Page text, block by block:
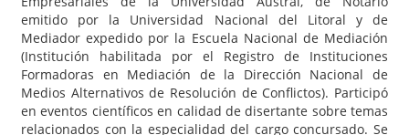
emitido por la Universidad Nacional del Litoral y de
Mediador expedido por la Escuela Nacional de Mediación
(Institución habilitada por el Registro de Instituciones
Formadoras en Mediación de la Dirección Nacional de
Medios Alternativos de Resolución de Conflictos). Participó
en eventos científicos en calidad de disertante sobre temas
relacionados con la especialidad del cargo concursado. Se